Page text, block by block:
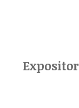
Expositor